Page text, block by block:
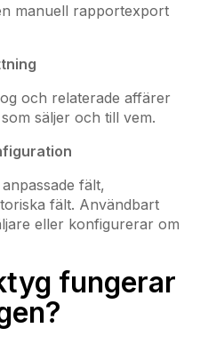
manuell rapportexport
och relaterade affärer
säljer och till vem.
fält,
fält. Användbart
eller konfigurerar om
fungerar